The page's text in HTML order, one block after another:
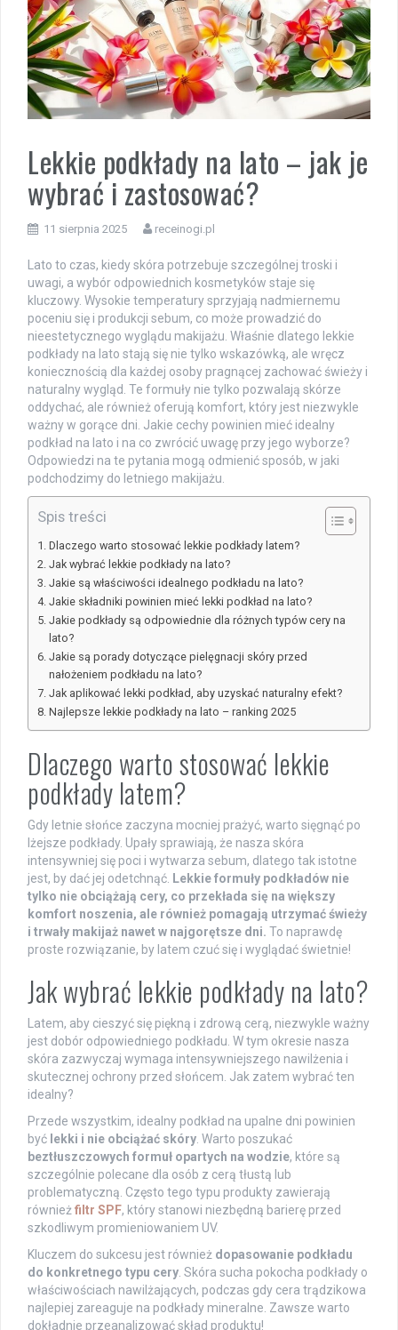
Lekkie podkłady na lato – jak je
wybrać i zastosować?
11 sierpnia 2025 receinogi.pl
Lato to czas, kiedy skóra potrzebuje szczególnej troski i
uwagi, a wybór odpowiednich kosmetyków staje się
kluczowy. Wysokie temperatury sprzyjają nadmiernemu
poceniu się i produkcji sebum, co może prowadzić do
nieestetycznego wyglądu makijażu. Właśnie dlatego lekkie
podkłady na lato stają się nie tylko wskazówką, ale wręcz
koniecznością dla każdej osoby pragnącej zachować świeży i
naturalny wygląd. Te formuły nie tylko pozwalają skórze
oddychać, ale również oferują komfort, który jest niezwykle
ważny w gorące dni. Jakie cechy powinien mieć idealny
podkład na lato i na co zwrócić uwagę przy jego wyborze?
Odpowiedzi na te pytania mogą odmienić sposób, w jaki
podchodzimy do letniego makijażu.
Spis treści
Dlaczego warto stosować lekkie podkłady latem?
Jak wybrać lekkie podkłady na lato?
Jakie są właściwości idealnego podkładu na lato?
Jakie składniki powinien mieć lekki podkład na lato?
Jakie podkłady są odpowiednie dla różnych typów cery na
lato?
Jakie są porady dotyczące pielęgnacji skóry przed
nałożeniem podkładu na lato?
Jak aplikować lekki podkład, aby uzyskać naturalny efekt?
Najlepsze lekkie podkłady na lato – ranking 2025
Dlaczego warto stosować lekkie
podkłady latem?
Gdy letnie słońce zaczyna mocniej prażyć, warto sięgnąć po
lżejsze podkłady. Upały sprawiają, że nasza skóra
intensywniej się poci i wytwarza sebum, dlatego tak istotne
jest, by dać jej odetchnąć. Lekkie formuły podkładów nie
tylko nie obciążają cery, co przekłada się na większy
komfort noszenia, ale również pomagają utrzymać świeży
i trwały makijaż nawet w najgorętsze dni. To naprawdę
proste rozwiązanie, by latem czuć się i wyglądać świetnie!
Jak wybrać lekkie podkłady na lato?
Latem, aby cieszyć się piękną i zdrową cerą, niezwykle ważny
jest dobór odpowiedniego podkładu. W tym okresie nasza
skóra zazwyczaj wymaga intensywniejszego nawilżenia i
skutecznej ochrony przed słońcem. Jak zatem wybrać ten
idealny?
Przede wszystkim, idealny podkład na upalne dni powinien
być lekki i nie obciążać skóry . Warto poszukać
beztłuszczowych formuł opartych na wodzie, które są
szczególnie polecane dla osób z cerą tłustą lub
problematyczną. Często tego typu produkty zawierają
również filtr SPF, który stanowi niezbędną barierę przed
szkodliwym promieniowaniem UV.
Kluczem do sukcesu jest również dopasowanie podkładu
do konkretnego typu cery . Skóra sucha pokocha podkłady o
właściwościach nawilżających, podczas gdy cera trądzikowa
najlepiej zareaguje na podkłady mineralne. Zawsze warto
dokładnie przeanalizować skład produktu!